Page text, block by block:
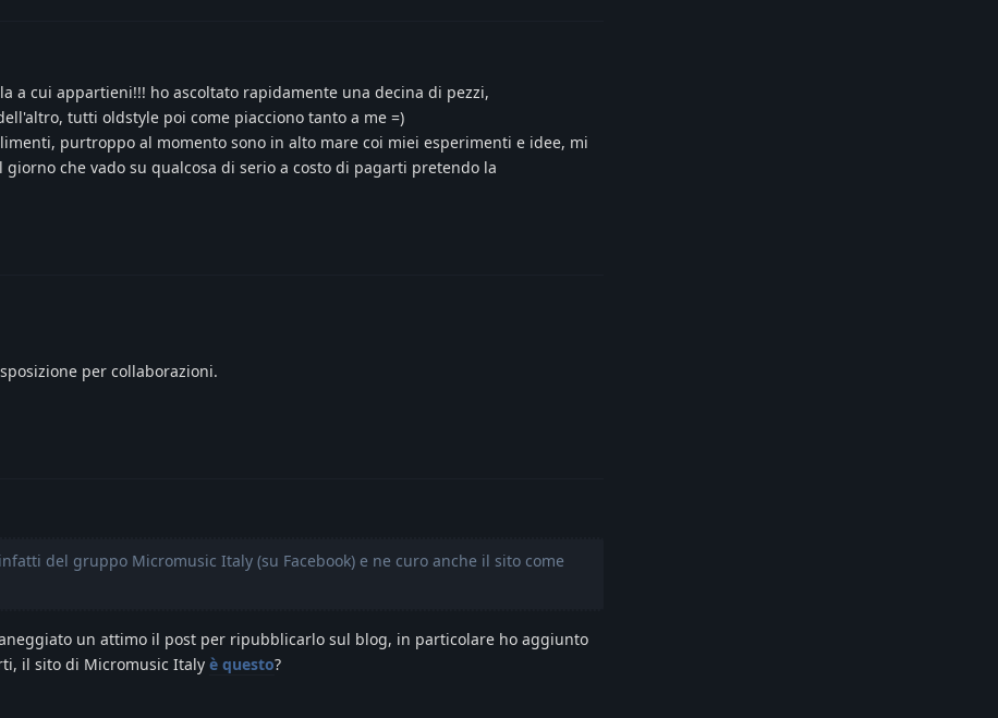
a cui appartieni!!! ho ascoltato rapidamente una decina di pezzi,
tutti oldstyle poi come piacciono tanto a me =)
purtroppo al momento sono in alto mare coi miei esperimenti e idee, mi
che vado su qualcosa di serio a costo di pagarti pretendo la
per collaborazioni.
del gruppo Micromusic Italy (su Facebook) e ne curo anche il sito come
un attimo il post per ripubblicarlo sul blog, in particolare ho aggiunto
il sito di Micromusic Italy è questo?